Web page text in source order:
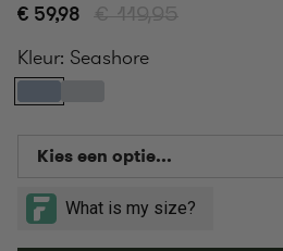
€ 59,98 € 119,95
Kleur: Seashore
Kies een optie...